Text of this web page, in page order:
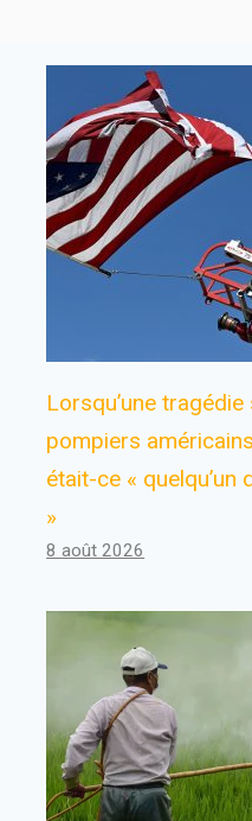
Lorsqu’une
pompiers
était-ce « quelqu’un
»
8 août 2026